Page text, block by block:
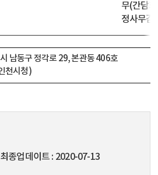
무(간담
정사무감
남동구 정각로 29, 본관동 406호
천시청)
최종업데이트 2020-07-13